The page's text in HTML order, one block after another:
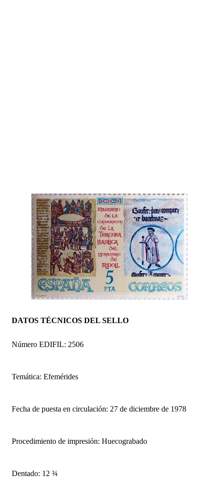
DATOS TÉCNICOS DEL SELLO
Número EDIFIL: 2506
Temática: Efemérides
Fecha de puesta en circulación: 27 de diciembre de 1978
Procedimiento de impresión: Huecograbado
Dentado: 12 ¾